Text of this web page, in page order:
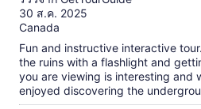
10
30 ส.ค. 2025
Canada
Fun and instructive interactive
the ruins with a flashlight and
you are viewing is interesting and
enjoyed discovering the